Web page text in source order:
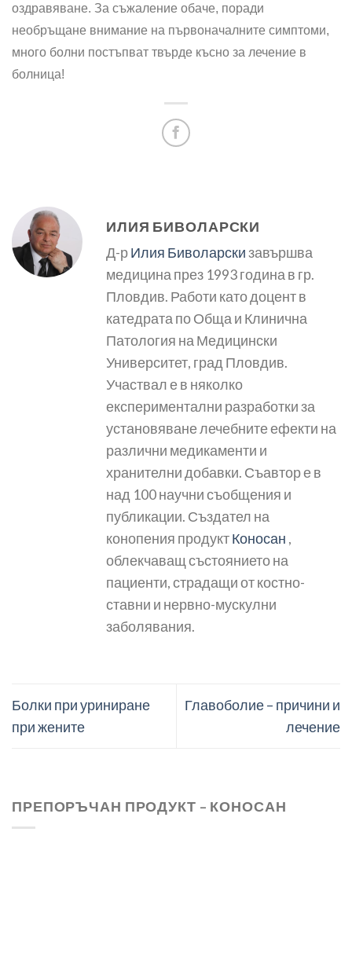
оздравяване. За съжаление обаче, поради
необръщане внимание на първоначалните симптоми,
много болни постъпват твърде късно за лечение в
болница!
ИЛИЯ БИВОЛАРСКИ
Д-рИлия Биволарскизавършва
медицина през 1993 година в гр.
Пловдив. Работи като доцент в
катедрата по Обща и Клинична
Патология на Медицински
Университет, град Пловдив.
Участвал е в няколко
експериментални разработки за
установяване лечебните ефекти на
различни медикаменти и
хранителни добавки. Съавтор е в
над 100 научни съобщения и
публикации. Създател на
конопения продуктКоносан ,
облекчаващ състоянието на
пациенти, страдащи от костно-
ставни и нервно-мускулни
заболявания.
Болки при уриниране
при жените
Главоболие – причини и
лечение
ПРЕПОРЪЧАН ПРОДУКТ – КОНОСАН